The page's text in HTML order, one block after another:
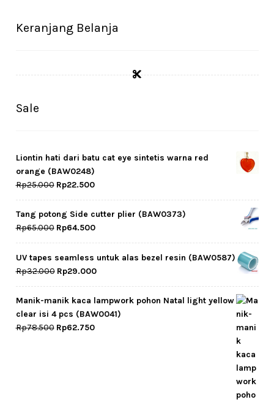
Keranjang Belanja
Sale
Liontin hati dari batu cat eye sintetis warna red
orange (BAW0248)
Rp25.000 Original
price
was:
Rp25.000.
Rp22.500Current
price
is:
Rp22.500.
Tang potong Side cutter plier (BAW0373)
Rp65.000 Original
price
was:
Rp65.000.
Rp64.500Current
price
is:
Rp64.500.
UV tapes seamless untuk alas bezel resin (BAW0587)
Rp32.000 Original
price
was:
Rp32.000.
Rp29.000Current
price
is:
Rp29.000.
Manik-manik kaca lampwork pohon Natal light yellow
clear isi 4 pcs (BAW0041)
Rp78.500 Original
Rp62.750Current